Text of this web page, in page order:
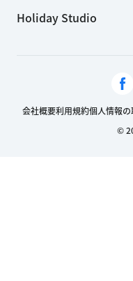
Holiday Studio
会社概要利用規約個人情報
©